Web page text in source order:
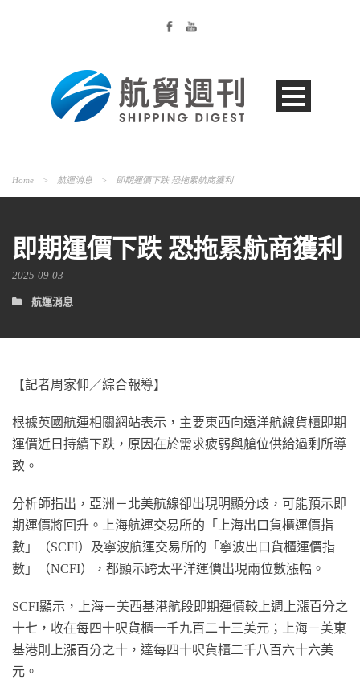
Home > 航運消息 > 即期運價下跌 恐拖累航商獲利
即期運價下跌 恐拖累航商獲利
2025-09-03
航運消息
【記者周家仰／綜合報導】
根據英國航運相關網站表示，主要東西向遠洋航線貨櫃即期
運價近日持續下跌，原因在於需求疲弱與艙位供給過剩所導
致。
分析師指出，亞洲－北美航線卻出現明顯分歧，可能預示即
期運價將回升。上海航運交易所的「上海出口貨櫃運價指
數」（SCFI）及寧波航運交易所的「寧波出口貨櫃運價指
數」（NCFI），都顯示跨太平洋運價出現兩位數漲幅。
SCFI顯示，上海－美西基港航段即期運價較上週上漲百分之
十七，收在每四十呎貨櫃一千九百二十三美元；上海－美東
基港則上漲百分之十，達每四十呎貨櫃二千八百六十六美
元。